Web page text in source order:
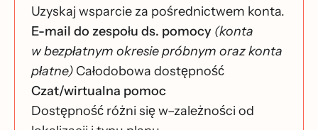
Uzyskaj wsparcie za pośrednictwem konta.
E-mail do zespołu ds. pomocy (konta
w bezpłatnym okresie próbnym oraz konta
płatne) Całodobowa dostępność
Czat/wirtualna pomoc
Dostępność różni się w–zależności od